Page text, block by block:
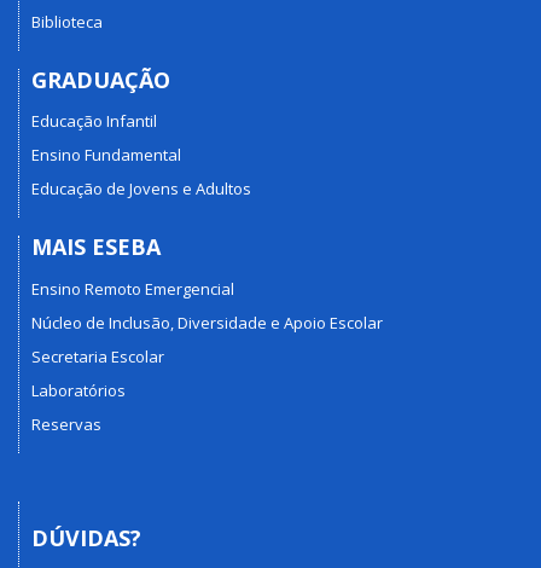
Biblioteca
GRADUAÇÃO
Educação Infantil
Ensino Fundamental
Educação de Jovens e Adultos
MAIS ESEBA
Ensino Remoto Emergencial
Núcleo de Inclusão, Diversidade e Apoio Escolar
Secretaria Escolar
Laboratórios
Reservas
DÚVIDAS?